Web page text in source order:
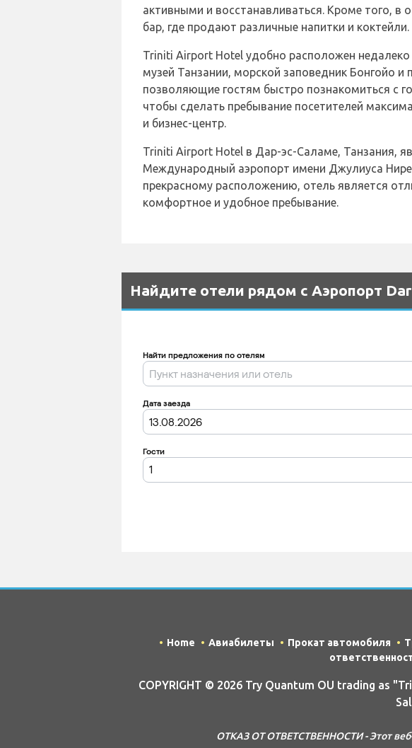
активными и восстанавливаться. Кроме того,
бар, где продают различные напитки и коктейли.
Triniti Airport Hotel удобно расположен
музей Танзании, морской заповедник Бонгойо и
позволяющие гостям быстро познакомиться с
чтобы сделать пребывание посетителей
и бизнес-центр.
Triniti Airport Hotel в Дар-эс-Саламе, Танзания,
Международный аэропорт имени Джулиуса
прекрасному расположению, отель является
комфортное и удобное пребывание.
Найдите отели рядом с Аэропорт Dar
Home Авиабилеты Прокат автомобиля
COPYRIGHT © 2026 Try Quantum OU trading as
ОТКАЗ ОТ ОТВЕТСТВЕННОСТИ - Этот веб-